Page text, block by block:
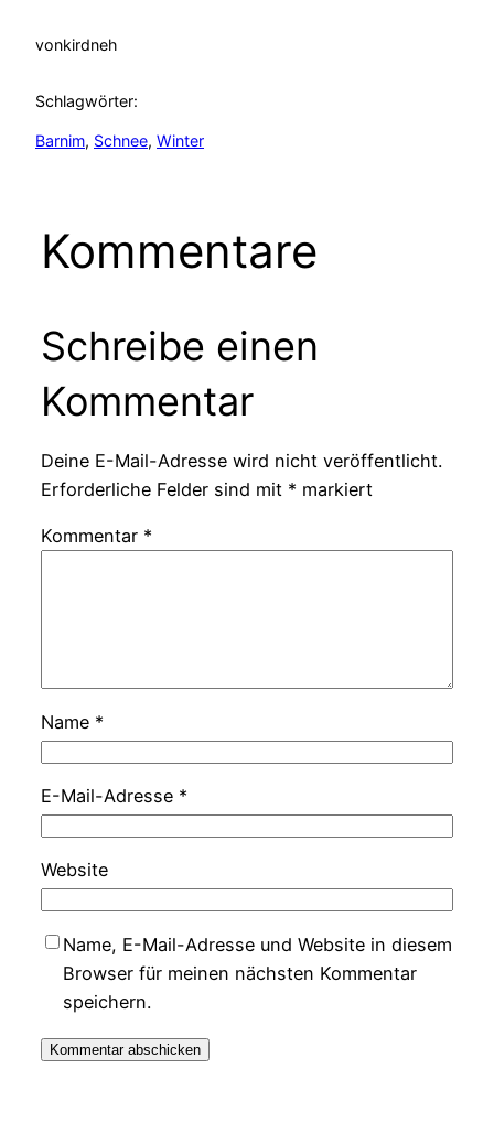
vonkirdneh
Schlagwörter:
Barnim, Schnee, Winter
Kommentare
Schreibe einen
Kommentar
Deine E-Mail-Adresse wird nicht veröffentlicht.
Erforderliche Felder sind mit * markiert
Kommentar *
Name *
E-Mail-Adresse *
Website
Name, E-Mail-Adresse und Website in diesem
Browser für meinen nächsten Kommentar
speichern.